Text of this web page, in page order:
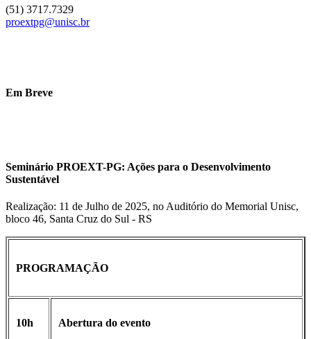
(51) 3717.7329
proextpg@unisc.br
Em Breve
Seminário PROEXT-PG: Ações para o Desenvolvimento
Sustentável
Realização: 11 de Julho de 2025, no Auditório do Memorial Unisc,
bloco 46, Santa Cruz do Sul - RS
PROGRAMAÇÃO
10h Abertura do evento